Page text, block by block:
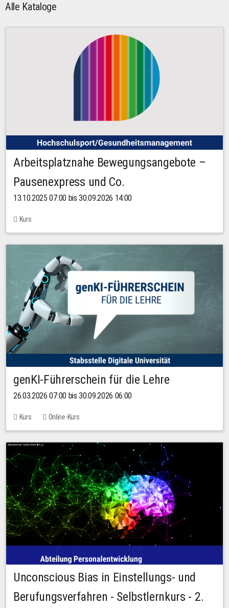
Alle Kataloge
Arbeitsplatznahe Bewegungsangebote –
Pausenexpress und Co.
13.10.2025 07:00 bis 30.09.2026 14:00
Kurs
genKI-Führerschein für die Lehre
26.03.2026 07:00 bis 30.09.2026 06:00
Kurs Online-Kurs
Unconscious Bias in Einstellungs- und
Berufungsverfahren - Selbstlernkurs - 2.